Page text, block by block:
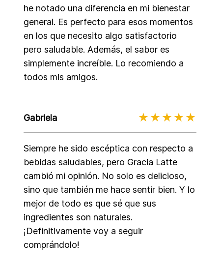
he notado una diferencia en mi bienestar
general. Es perfecto para esos momentos
en los que necesito algo satisfactorio
pero saludable. Además, el sabor es
simplemente increíble. Lo recomiendo a
todos mis amigos.
Gabriela
Siempre he sido escéptica con respecto a
bebidas saludables, pero Gracia Latte
cambió mi opinión. No solo es delicioso,
sino que también me hace sentir bien. Y lo
mejor de todo es que sé que sus
ingredientes son naturales.
¡Definitivamente voy a seguir
comprándolo!